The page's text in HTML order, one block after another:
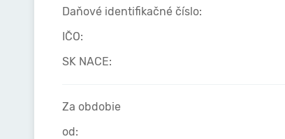
Daňové identifikačné číslo:
IČO:
SK NACE:
Za obdobie
od: